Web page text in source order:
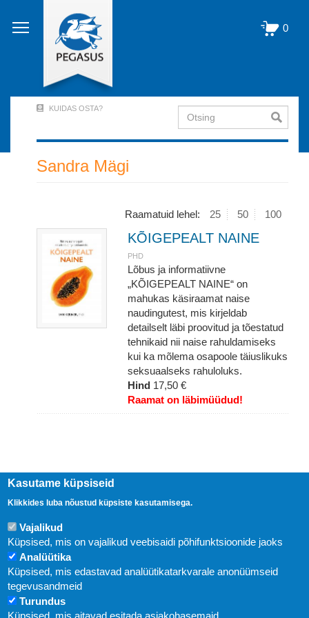
edasi
põhisisu
0
Account
Menu
KUIDAS OSTA? Otsing
Sandra Mägi
Raamatuid lehel: 25 50 100
KÕIGEPEALT NAINE
PHD
Lõbus ja informatiivne
„KÕIGEPEALT NAINE“ on
mahukas käsiraamat naise
naudingutest, mis kirjeldab
detailselt läbi proovitud ja tõestatud
tehnikaid nii naise rahuldamiseks
kui ka mõlema osapoole täiuslikuks
seksuaalseks rahuloluks.
Hind 17,50 €
Raamat on läbimüüdud!
Uudised
Kasutame küpsiseid
Klikkides luba nõustud küpsiste kasutamisega.
Vajalikud
Küpsised, mis on vajalikud veebisaidi põhifunktsioonide jaoks
Analüütika
Küpsised, mis edastavad analüütikatarkvarale anonüümseid
tegevusandmeid
Turundus
Küpsised, mis aitavad esitada asjakohasemaid